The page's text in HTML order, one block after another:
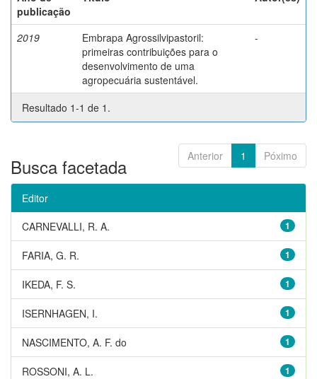
publicação
2019
Embrapa Agrossilvipastoril:
primeiras contribuições para o
desenvolvimento de uma
agropecuária sustentável.
-
Resultado 1-1 de 1.
Anterior 1 Póximo
Busca facetada
Editor
1
CARNEVALLI, R. A.
1
FARIA, G. R.
1
IKEDA, F. S.
1
ISERNHAGEN, I.
1
NASCIMENTO, A. F. do
1
ROSSONI, A. L.